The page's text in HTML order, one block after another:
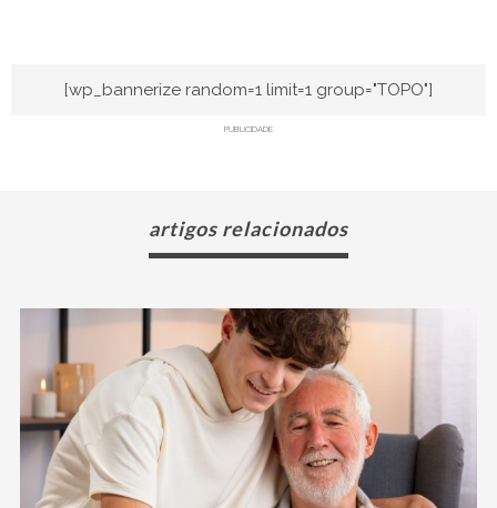
[wp_bannerize random=1 limit=1 group="TOPO"]
PUBLICIDADE
artigos relacionados